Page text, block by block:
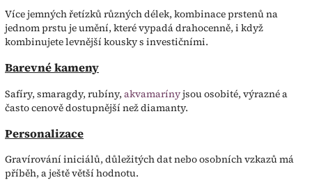
Více jemných řetízků různých délek, kombinace prstenů na
jednom prstu je umění, které vypadá drahocenně, i když
kombinujete levnější kousky s investičními.
Barevné kameny
Safíry, smaragdy, rubíny, akvamarínyjsou osobité, výrazné a
často cenově dostupnější než diamanty.
Personalizace
Gravírování iniciálů, důležitých dat nebo osobních vzkazů má
příběh, a ještě větší hodnotu.